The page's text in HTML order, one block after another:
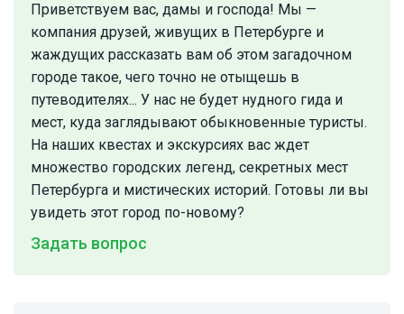
Приветствуем вас, дамы и господа! Мы —
компания друзей, живущих в Петербурге и
жаждущих рассказать вам об этом загадочном
городе такое, чего точно не отыщешь в
путеводителях... У нас не будет нудного гида и
мест, куда заглядывают обыкновенные туристы.
На наших квестах и экскурсиях вас ждет
множество городских легенд, секретных мест
Петербурга и мистических историй. Готовы ли вы
увидеть этот город по-новому?
Задать вопрос